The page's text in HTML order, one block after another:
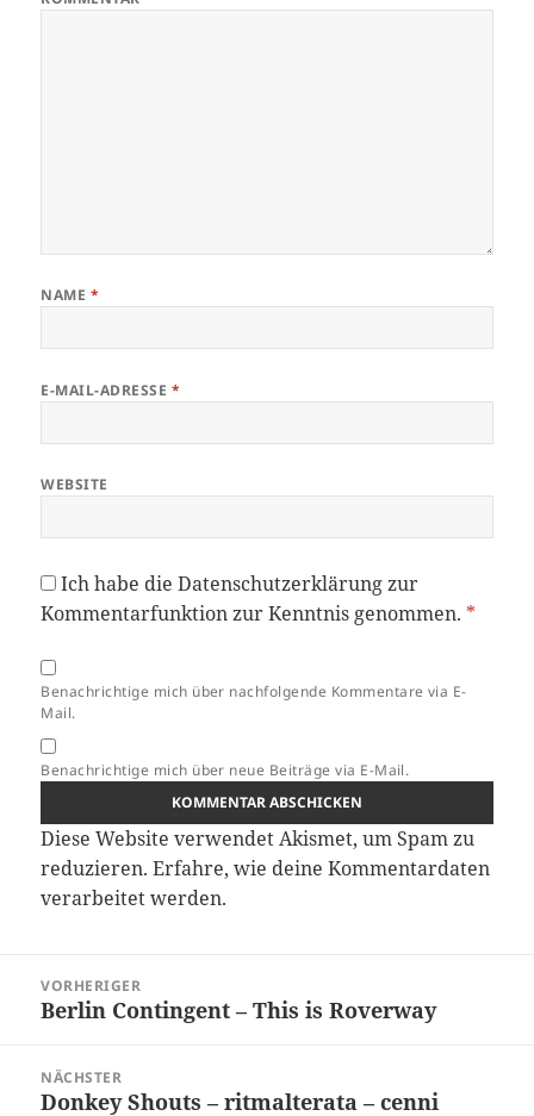
NAME *
E-MAIL-ADRESSE *
WEBSITE
Ich habe dieDatenschutzerklärungzur
Kommentarfunktion zur Kenntnis genommen. *
Benachrichtige mich über nachfolgende Kommentare via E-
Mail.
Benachrichtige mich über neue Beiträge via E-Mail.
Diese Website verwendet Akismet, um Spam zu
reduzieren.Erfahre, wie deine Kommentardaten
verarbeitet werden.
VORHERIGER
Vorheriger
Berlin Contingent – This is Roverway
NÄCHSTER
Nächster
Donkey Shouts – ritmalterata – cenni